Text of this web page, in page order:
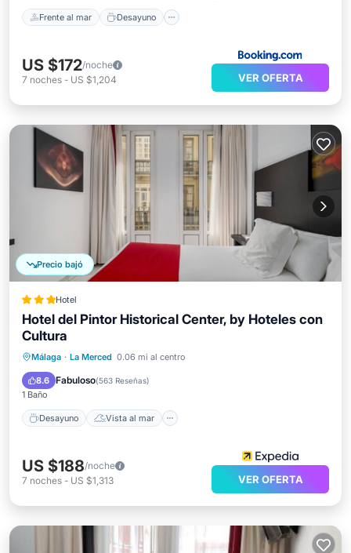
Frente al mar Desayuno
US $172/noche
7 noches - US $1,204 VER OFERTA
Precio bajó
Hotel
Hotel del Pintor Historical Center, by Hoteles con
Cultura
Málaga · La Merced 0.06 mi al centro
8.6 Fabuloso(563 Reseñas)
1 Baño
Desayuno Vista al mar
Desayuno
Vista al mar
Balcón/Terraza
US $188/noche
7 noches - US $1,313 VER OFERTA